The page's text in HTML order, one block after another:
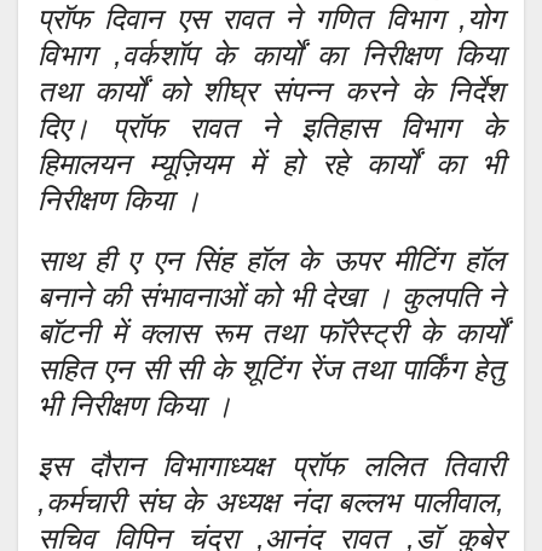
प्रॉफ दिवान एस रावत ने गणित विभाग ,योग
विभाग ,वर्कशॉप के कार्यों का निरीक्षण किया
तथा कार्यों को शीघ्र संपन्न करने के निर्देश
दिए। प्रॉफ रावत ने इतिहास विभाग के
हिमालयन म्यूज़ियम में हो रहे कार्यों का भी
निरीक्षण किया ।
साथ ही ए एन सिंह हॉल के ऊपर मीटिंग हॉल
बनाने की संभावनाओं को भी देखा । कुलपति ने
बॉटनी में क्लास रूम तथा फॉरेस्ट्री के कार्यों
सहित एन सी सी के शूटिंग रेंज तथा पार्किंग हेतु
भी निरीक्षण किया ।
इस दौरान विभागाध्यक्ष प्रॉफ ललित तिवारी
,कर्मचारी संघ के अध्यक्ष नंदा बल्लभ पालीवाल,
सचिव विपिन चंद्रा ,आनंद रावत ,डॉ कुबेर